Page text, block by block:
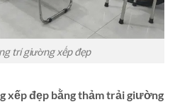
trí giường xếp đẹp
xếp đẹp bằng thảm trải giường